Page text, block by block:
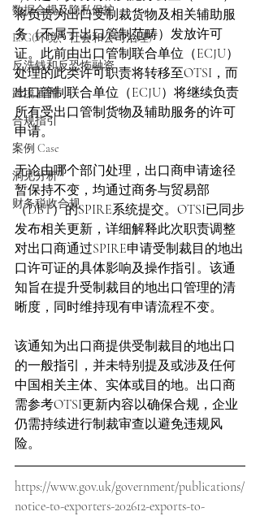
数据合规及隐私保护
ESG(环境、社会和公司治理)
反洗钱和反恐怖融资
跨境雇佣
合规指引
案例 Case
洞见分析
财务税收合规
将负责为出口受制裁货物及相关辅助服
务（不属于出口管制范畴）发放许可
证。此前由出口管制联合单位（ECJU）
处理的此类许可职责将转移至OTSI，而
出口管制联合单位（ECJU）将继续负责
所有受出口管制货物及辅助服务的许可
申请。
无论由哪个部门处理，出口商申请途径
暂保持不变，均通过商务与贸易部
（DBT）的SPIRE系统提交。OTSI已同步
发布相关更新，详细解释此次职责调整
对出口商通过SPIRE申请受制裁目的地出
口许可证的具体影响及操作指引。该通
知旨在提升受制裁目的地出口管理的清
晰度，同时维持现有申请流程不变。
该通知为出口商提供受制裁目的地出口
的一般指引，并未特别提及或涉及任何
中国相关主体、实体或目的地。出口商
需参考OTSI更新内容以确保合规，企业
仍需持续进行制裁审查以避免违规风
险。
https://www.gov.uk/government/publications/
notice-to-exporters-202612-exports-to-